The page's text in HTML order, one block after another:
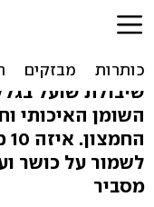
להחזיק
שיבולת שועל
השומן האיכותי
לשמור על כושר
מסביר